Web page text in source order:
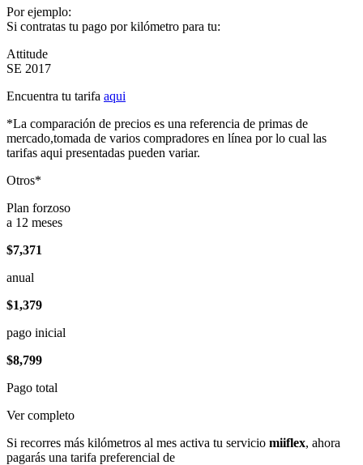
Por ejemplo:
Si contratas tu pago por kilómetro para tu:
Attitude
SE 2017
Encuentra tu tarifa aqui
*La comparación de precios es una referencia de primas de
mercado,tomada de varios compradores en línea por lo cual las
tarifas aqui presentadas pueden variar.
Otros*
Plan forzoso
a 12 meses
$7,371
anual
$1,379
pago inicial
$8,799
Pago total
Ver completo
Si recorres más kilómetros al mes activa tu servicio miiflex, ahora
pagarás una tarifa preferencial de